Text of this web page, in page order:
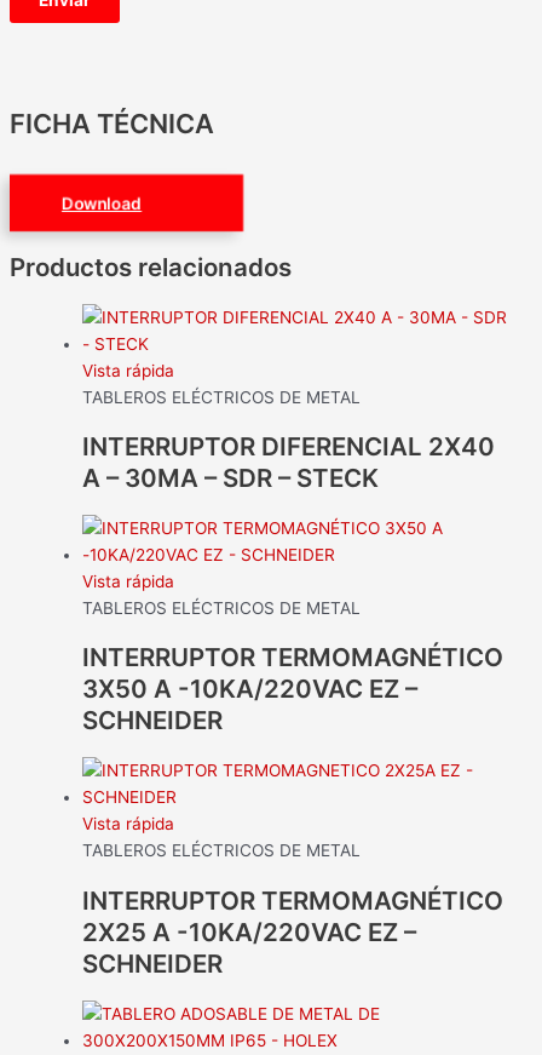
FICHA TÉCNICA
Download
Productos relacionados
Vista rápida
TABLEROS ELÉCTRICOS DE METAL
INTERRUPTOR DIFERENCIAL 2X40
A – 30MA – SDR – STECK
Vista rápida
TABLEROS ELÉCTRICOS DE METAL
INTERRUPTOR TERMOMAGNÉTICO
3X50 A -10KA/220VAC EZ –
SCHNEIDER
Vista rápida
TABLEROS ELÉCTRICOS DE METAL
INTERRUPTOR TERMOMAGNÉTICO
2X25 A -10KA/220VAC EZ –
SCHNEIDER